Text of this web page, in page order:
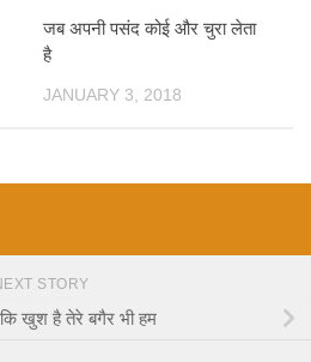
जब अपनी पसंद कोई और चुरा लेता
है
JANUARY 3, 2018
STORY
खुश है तेरे बगैर भी हम